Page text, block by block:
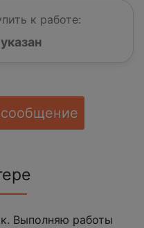
к работе:
Выполняю работы